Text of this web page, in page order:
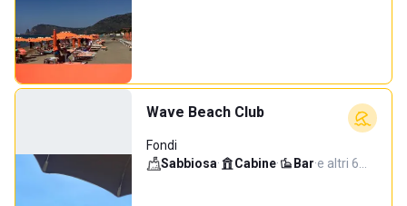
Wave Beach Club
Fondi
Sabbiosa· Cabine· Bar·e altri 6…